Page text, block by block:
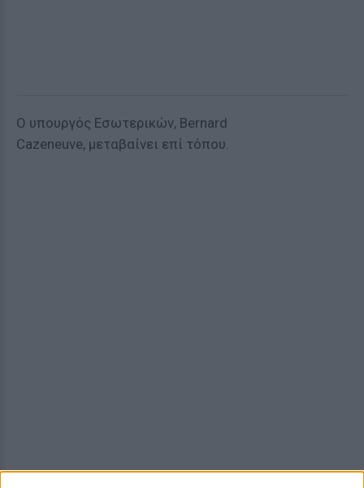
Ο υπουργός Εσωτερικών, Bernard
Cazeneuve, μεταβαίνει επί τόπου.